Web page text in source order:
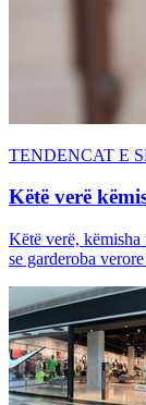
TENDENCAT E
Këtë verë
Këtë verë,
se garderoba